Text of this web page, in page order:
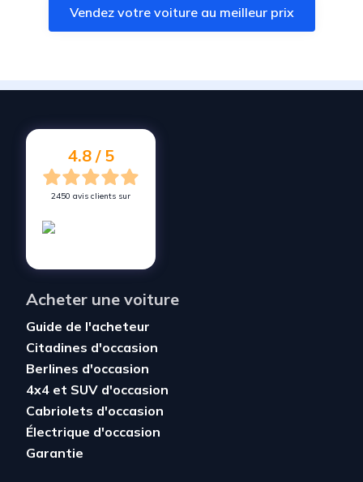
Vendez votre voiture àChanceaux-sur-Choisille
Vendez votre voiture à
Vendez votre voiture au meilleur prix
4.8 / 5
2450 avis clients sur
Acheter une voiture
Guide de l'acheteur
Citadines d'occasion
Berlines d'occasion
4x4 et SUV d'occasion
Cabriolets d'occasion
Électrique d'occasion
Garantie